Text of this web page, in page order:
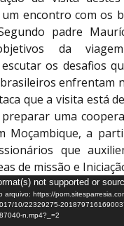
encontro com os
padre
da
os desafios
enfrentam
que a visita está
uma
Moçambique, a
que
de missão e
not supported or
arquivo: https://
10/22329275-
n.mp4?_=2